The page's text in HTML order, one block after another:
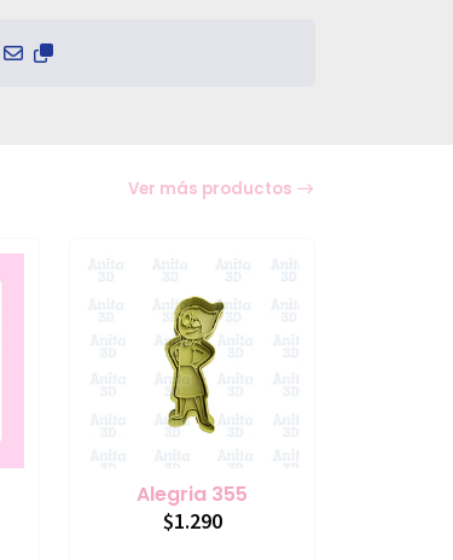
Ver más productos
Alegria 355
$1.290